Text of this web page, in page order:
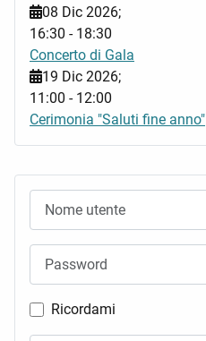
Ricordami
08 Dic 2026;
16:30 - 18:30
Concerto di Gala
19 Dic 2026;
11:00 - 12:00
Cerimonia "Saluti fine anno"